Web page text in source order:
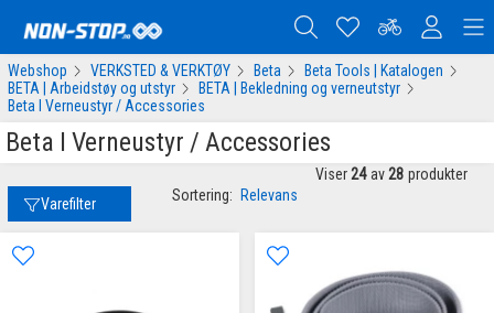
Webshop VERKSTED & VERKTØY Beta
Beta Tools | Katalogen
BETA | Arbeidstøy og utstyr
BETA | Bekledning og verneutstyr
Beta I Verneustyr / Accessories
Beta I Verneustyr / Accessories
Varefilter Sortering: Relevans
Viser 24 av 28 produkter